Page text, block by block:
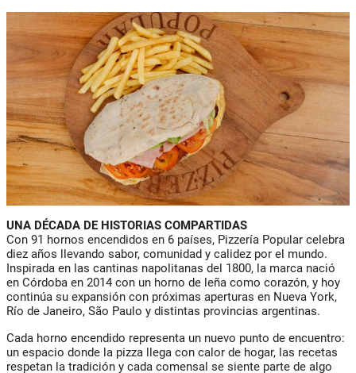
UNA DÉCADA DE HISTORIAS COMPARTIDAS
Con 91 hornos encendidos en 6 países, Pizzería Popular celebra
diez años llevando sabor, comunidad y calidez por el mundo.
Inspirada en las cantinas napolitanas del 1800, la marca nació
en Córdoba en 2014 con un horno de leña como corazón, y hoy
continúa su expansión con próximas aperturas en Nueva York,
Río de Janeiro, São Paulo y distintas provincias argentinas.
Cada horno encendido representa un nuevo punto de encuentro:
un espacio donde la pizza llega con calor de hogar, las recetas
respetan la tradición y cada comensal se siente parte de algo